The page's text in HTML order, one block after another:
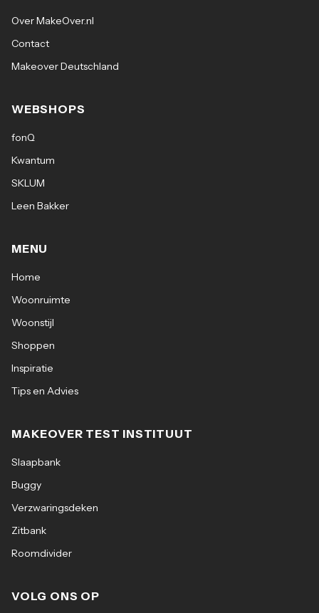
Over MakeOver.nl
Contact
Makeover Deutschland
WEBSHOPS
fonQ
Kwantum
SKLUM
Leen Bakker
MENU
Home
Woonruimte
Woonstijl
Shoppen
Inspiratie
Tips en Advies
MAKEOVER TEST INSTITUUT
Slaapbank
Buggy
Verzwaringsdeken
Zitbank
Roomdivider
VOLG ONS OP